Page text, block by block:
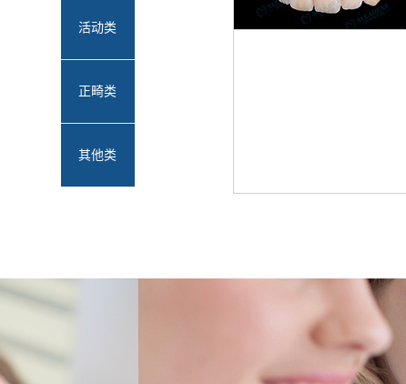
活动类
正畸类
其他类